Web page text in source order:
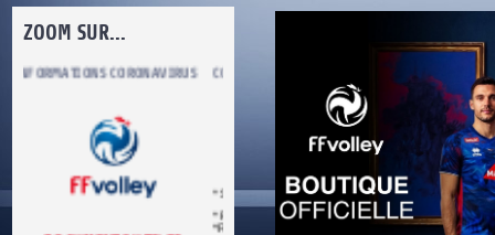
ZOOM SUR...
COMITÉ DU FAIR PLAY
* Se conformer aux règles du jeu.
*Respecter adversaires et partenaires.
MA PETITE